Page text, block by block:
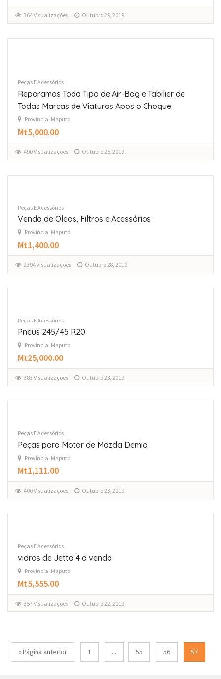
364 Visualizações Outubro 29, 2019
Peças E Acessórios
Reparamos Todo Tipo de Air-Bag e Tabilier de
Todas Marcas de Viaturas Apos o Choque
Província: Maputo
Mt5,000.00
490 Visualizações Outubro 28, 2019
Peças E Acessórios
Venda de Oleos, Filtros e Acessórios
Província: Maputo
Mt1,400.00
2394 Visualizações Outubro 28, 2019
Peças E Acessórios
Pneus 245/45 R20
Província: Maputo
Mt25,000.00
383 Visualizações Outubro 23, 2019
Peças E Acessórios
Peças para Motor de Mazda Demio
Província: Maputo
Mt1,111.00
400 Visualizações Outubro 23, 2019
Peças E Acessórios
vidros de Jetta 4 a venda
Província: Maputo
Mt5,555.00
357 Visualizações Outubro 22, 2019
« Página anterior 1 ... 55 56 57